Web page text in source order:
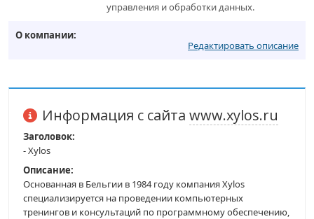
управления и обработки данных.
О компании:
Редактировать описание
Информация с сайта www.xylos.ru
Заголовок:
- Xylos
Описание:
Основанная в Бельгии в 1984 году компания Xylos
специализируется на проведении компьютерных
тренингов и консультаций по программному обеспечению,